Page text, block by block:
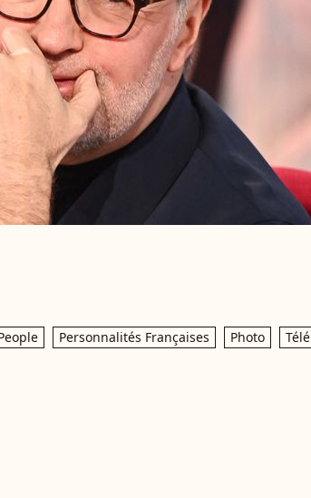
Personnalités Françaises Photo Télé